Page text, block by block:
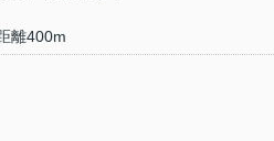
離400m